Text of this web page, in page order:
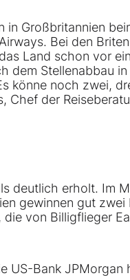
in Großbritannien
Bei den
Land schon vor
dem Stellenabbau
könne noch zwei,
Chef der
deutlich erholt. Im
gewinnen gut zwei
von Billigflieger
US-Bank JPMorgan